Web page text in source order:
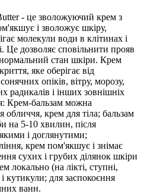
- це зволожуючий крем з
і зволожує шкіру,
молекули води в клітинах і
Це дозволяє сповільнити прояв
нормальний стан шкіри. Крем
яке оберігає від
опіків, вітру, морозу,
радикалів і інших зовнішніх
Крем-бальзам можна
обличчя, крем для тіла; бальзам
на 5-10 хвилин, після
і доглянутими;
крем пом'якшує і знімає
сухих і грубих ділянок шкіри
локально (на лікті, ступні,
кутикули; для заспокоєння
ванн.